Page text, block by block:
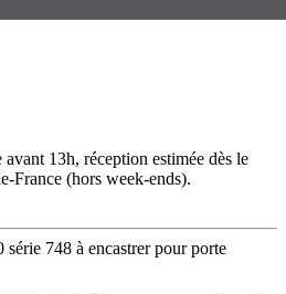
13h, réception estimée dès le
France (hors week-ends).
748 à encastrer pour porte